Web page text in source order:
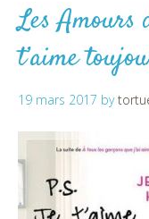
Les Amours
t’aime
19 mars 2017 by